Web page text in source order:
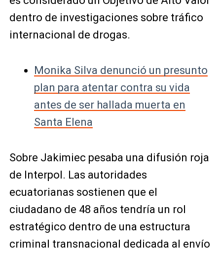
dentro de investigaciones sobre tráfico
internacional de drogas.
Monika Silva denunció un presunto
plan para atentar contra su vida
antes de ser hallada muerta en
Santa Elena
Sobre Jakimiec pesaba una difusión roja
de Interpol. Las autoridades
ecuatorianas sostienen que el
ciudadano de 48 años tendría un rol
estratégico dentro de una estructura
criminal transnacional dedicada al envío